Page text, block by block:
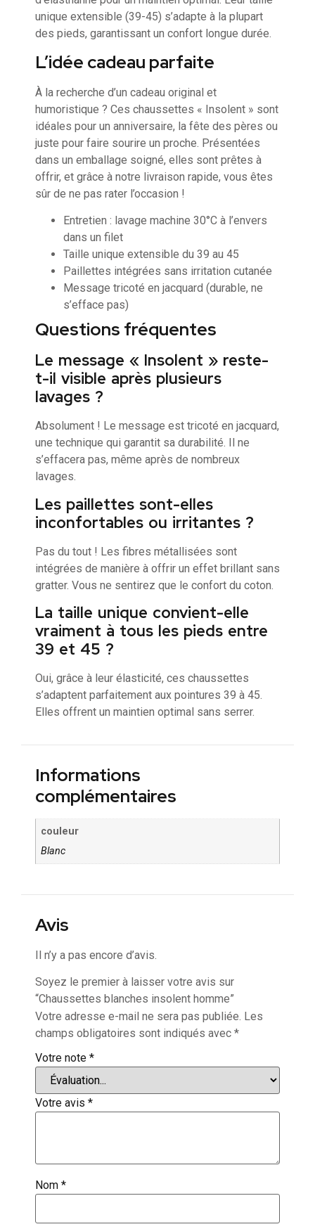
unique extensible (39-45) s’adapte à la plupart
des pieds, garantissant un confort longue durée.
L’idée cadeau parfaite
À la recherche d’un cadeau original et
humoristique ? Ces chaussettes « Insolent » sont
idéales pour un anniversaire, la fête des pères ou
juste pour faire sourire un proche. Présentées
dans un emballage soigné, elles sont prêtes à
offrir, et grâce à notre livraison rapide, vous êtes
sûr de ne pas rater l’occasion !
Entretien : lavage machine 30°C à l’envers
dans un filet
Taille unique extensible du 39 au 45
Paillettes intégrées sans irritation cutanée
Message tricoté en jacquard (durable, ne
s’efface pas)
Questions fréquentes
Le message « Insolent » reste-
t-il visible après plusieurs
lavages ?
Absolument ! Le message est tricoté en jacquard,
une technique qui garantit sa durabilité. Il ne
s’effacera pas, même après de nombreux
lavages.
Les paillettes sont-elles
inconfortables ou irritantes ?
Pas du tout ! Les fibres métallisées sont
intégrées de manière à offrir un effet brillant sans
gratter. Vous ne sentirez que le confort du coton.
La taille unique convient-elle
vraiment à tous les pieds entre
39 et 45 ?
Oui, grâce à leur élasticité, ces chaussettes
s’adaptent parfaitement aux pointures 39 à 45.
Elles offrent un maintien optimal sans serrer.
Informations
complémentaires
couleur
Blanc
Avis
Il n’y a pas encore d’avis.
Soyez le premier à laisser votre avis sur
“Chaussettes blanches insolent homme”
Votre adresse e-mail ne sera pas publiée. Les
champs obligatoires sont indiqués avec *
Votre note *
Votre avis *
Nom *